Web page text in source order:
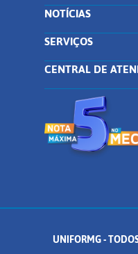
NOTÍCIAS
SERVIÇOS
CENTRAL DE
UNIFORMG -